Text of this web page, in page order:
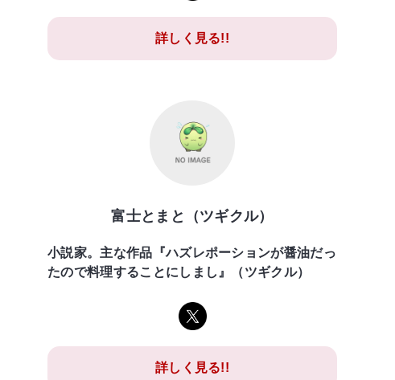
詳しく見る!!
富士とまと（ツギクル）
小説家。主な作品『ハズレポーションが醤油だっ
たので料理することにしまし』（ツギクル）
詳しく見る!!